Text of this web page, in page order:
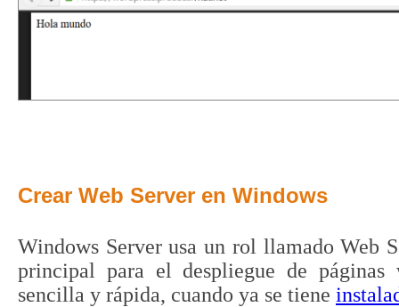
Crear Web Server en Windows
Windows Server usa un rol llamado Web
principal para el despliegue de páginas
sencilla y rápida, cuando ya se tiene